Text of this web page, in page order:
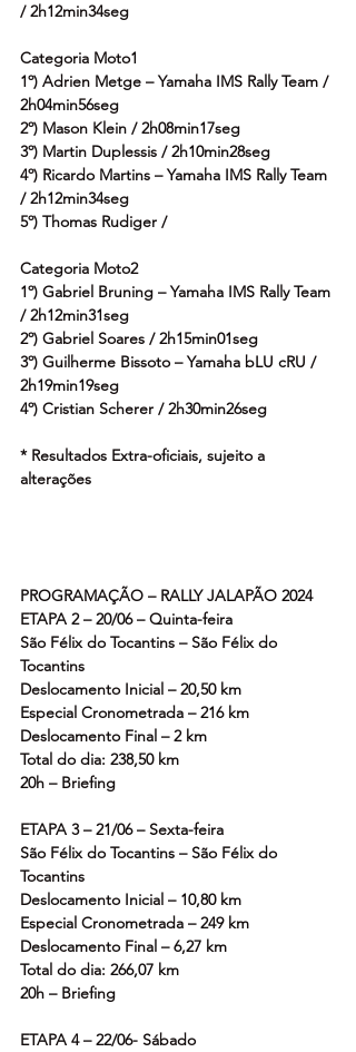
/ 2h12min34seg
Categoria Moto1
1º) Adrien Metge – Yamaha IMS Rally Team /
2h04min56seg
2º) Mason Klein / 2h08min17seg
3º) Martin Duplessis / 2h10min28seg
4º) Ricardo Martins – Yamaha IMS Rally Team
/ 2h12min34seg
5º) Thomas Rudiger /
Categoria Moto2
1º) Gabriel Bruning – Yamaha IMS Rally Team
/ 2h12min31seg
2º) Gabriel Soares / 2h15min01seg
3º) Guilherme Bissoto – Yamaha bLU cRU /
2h19min19seg
4º) Cristian Scherer / 2h30min26seg
* Resultados Extra-oficiais, sujeito a
alterações
PROGRAMAÇÃO – RALLY JALAPÃO 2024
ETAPA 2 – 20/06 – Quinta-feira
São Félix do Tocantins – São Félix do
Tocantins
Deslocamento Inicial – 20,50 km
Especial Cronometrada – 216 km
Deslocamento Final – 2 km
Total do dia: 238,50 km
20h – Briefing
ETAPA 3 – 21/06 – Sexta-feira
São Félix do Tocantins – São Félix do
Tocantins
Deslocamento Inicial – 10,80 km
Especial Cronometrada – 249 km
Deslocamento Final – 6,27 km
Total do dia: 266,07 km
20h – Briefing
ETAPA 4 – 22/06- Sábado